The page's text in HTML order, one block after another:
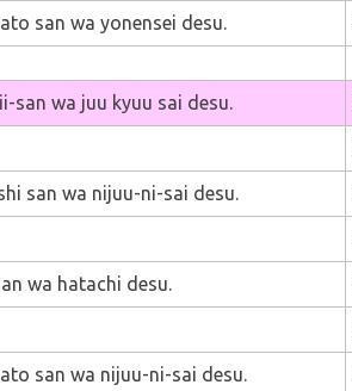
san wa yonensei desu.
san wa juu kyuu sai desu.
san wa nijuu-ni-sai desu.
wa hatachi desu.
san wa nijuu-ni-sai desu.